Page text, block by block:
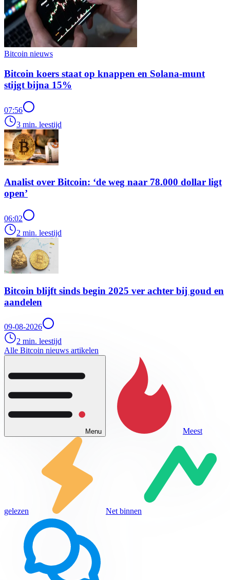
Bitcoin nieuws
Bitcoin koers staat op knappen en Solana-munt
stijgt bijna 15%
07:56
3 min. leestijd
Analist over Bitcoin: ‘de weg naar 78.000 dollar ligt
open’
06:02
2 min. leestijd
Bitcoin blijft sinds begin 2025 ver achter bij goud en
aandelen
09-08-2026
2 min. leestijd
Alle Bitcoin nieuws artikelen
Menu Meest
gelezen Net binnen